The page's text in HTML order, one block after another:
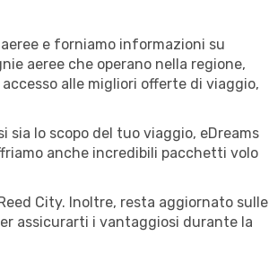
e forniamo informazioni su
aeree che operano nella regione,
alle migliori offerte di viaggio,
sia lo scopo del tuo viaggio, eDreams
anche incredibili pacchetti volo
City. Inoltre, resta aggiornato sulle
assicurarti i vantaggiosi durante la